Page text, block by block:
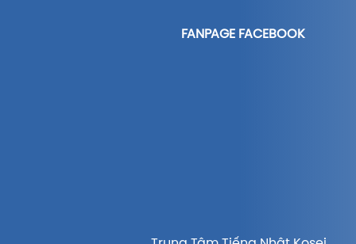
FANPAGE FACEBOOK